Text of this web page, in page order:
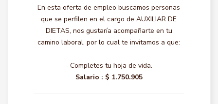
En esta oferta de empleo buscamos personas
que se perfilen en el cargo de AUXILIAR DE
DIETAS, nos gustaría acompañarte en tu
camino laboral, por lo cual te invitamos a que:
- Completes tu hoja de vida.
Salario : $ 1.750.905